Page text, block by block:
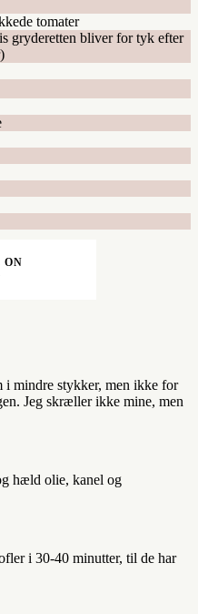
tomater
gryderetten bliver for tyk efter
i mindre stykker, men ikke for
Jeg skræller ikke mine, men
hæld olie, kanel og
i 30-40 minutter, til de har
ON